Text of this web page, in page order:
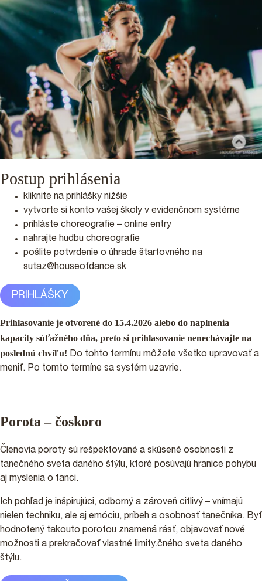
Postup prihlásenia
kliknite na prihlášky nižšie
vytvorte si konto vašej školy v evidenčnom systéme
prihláste choreografie – online entry
nahrajte hudbu choreografie
pošlite potvrdenie o úhrade štartovného na
sutaz@houseofdance.sk
PRIHLÁŠKY
Prihlasovanie je otvorené do 15.4.2026 alebo do naplnenia
kapacity súťažného dňa, preto si prihlasovanie nenechávajte na
poslednú chvíľu! Do tohto termínu môžete všetko upravovať a
meniť. Po tomto termíne sa systém uzavrie.
Porota – čoskoro
Členovia poroty sú rešpektované a skúsené osobnosti z
tanečného sveta daného štýlu, ktoré posúvajú hranice pohybu
aj myslenia o tanci.
Ich pohľad je inšpirujúci, odborný a zároveň citlivý – vnímajú
nielen techniku, ale aj emóciu, príbeh a osobnosť tanečníka. Byť
hodnotený takouto porotou znamená rásť, objavovať nové
možnosti a prekračovať vlastné limity.čného sveta daného
štýlu.